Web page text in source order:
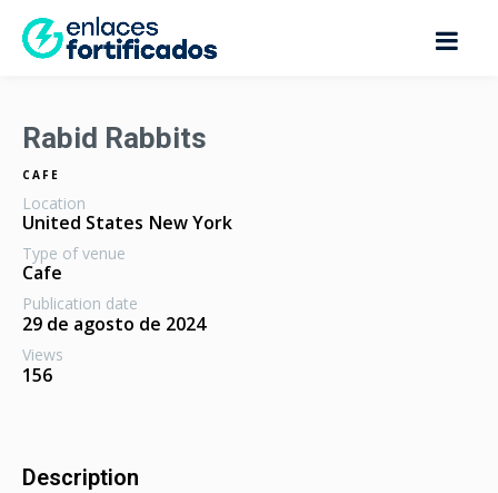
Rabid Rabbits
CAFE
Location
United States New York
Type of venue
Cafe
Publication date
29 de agosto de 2024
Views
156
Description